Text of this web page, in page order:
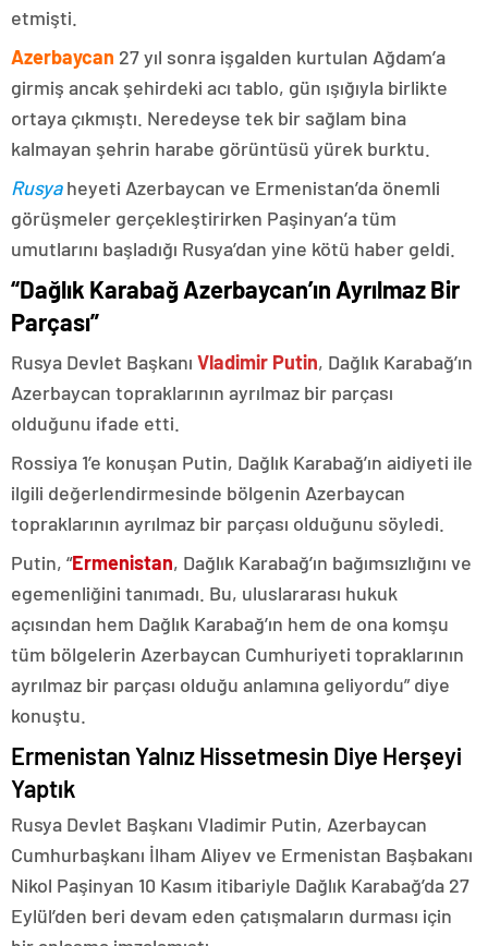
etmişti.
Azerbaycan 27 yıl sonra işgalden kurtulan Ağdam’a
girmiş ancak şehirdeki acı tablo, gün ışığıyla birlikte
ortaya çıkmıştı. Neredeyse tek bir sağlam bina
kalmayan şehrin harabe görüntüsü yürek burktu.
Rusyaheyeti Azerbaycan ve Ermenistan’da önemli
görüşmeler gerçekleştirirken Paşinyan’a tüm
umutlarını başladığı Rusya’dan yine kötü haber geldi.
“Dağlık Karabağ Azerbaycan’ın Ayrılmaz Bir
Parçası”
Rusya Devlet Başkanı Vladimir Putin, Dağlık Karabağ’ın
Azerbaycan topraklarının ayrılmaz bir parçası
olduğunu ifade etti.
Rossiya 1’e konuşan Putin, Dağlık Karabağ’ın aidiyeti ile
ilgili değerlendirmesinde bölgenin Azerbaycan
topraklarının ayrılmaz bir parçası olduğunu söyledi.
Putin, “Ermenistan, Dağlık Karabağ’ın bağımsızlığını ve
egemenliğini tanımadı. Bu, uluslararası hukuk
açısından hem Dağlık Karabağ’ın hem de ona komşu
tüm bölgelerin Azerbaycan Cumhuriyeti topraklarının
ayrılmaz bir parçası olduğu anlamına geliyordu” diye
konuştu.
Ermenistan Yalnız Hissetmesin Diye Herşeyi
Yaptık
Rusya Devlet Başkanı Vladimir Putin, Azerbaycan
Cumhurbaşkanı İlham Aliyev ve Ermenistan Başbakanı
Nikol Paşinyan 10 Kasım itibariyle Dağlık Karabağ’da 27
Eylül’den beri devam eden çatışmaların durması için